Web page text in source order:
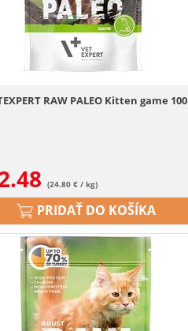
RAW PALEO Kitten game 100
(24.80 € / kg)
PRIDAŤ DO KOŠÍKA